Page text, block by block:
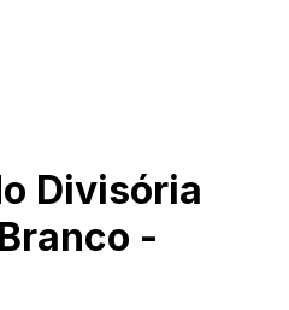
Divisória
-